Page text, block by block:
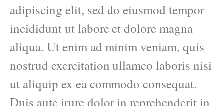
adipiscing elit, sed do eiusmod tempor
incididunt ut labore et dolore magna
aliqua. Ut enim ad minim veniam, quis
nostrud exercitation ullamco laboris nisi
ut aliquip ex ea commodo consequat.
Duis aute irure dolor in reprehenderit in